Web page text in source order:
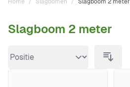
Doorgaan naar productlijst
Slagboom 2 meter